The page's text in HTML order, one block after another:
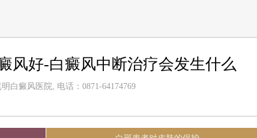
风好-白癜风中断治疗会发生什么
白癜风医院, 电话：0871-64174769